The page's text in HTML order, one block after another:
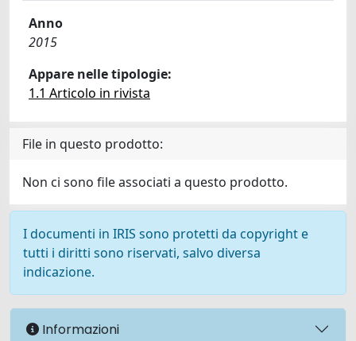
Anno
2015
Appare nelle tipologie:
1.1 Articolo in rivista
File in questo prodotto:
Non ci sono file associati a questo prodotto.
I documenti in IRIS sono protetti da copyright e
tutti i diritti sono riservati, salvo diversa
indicazione.
Informazioni